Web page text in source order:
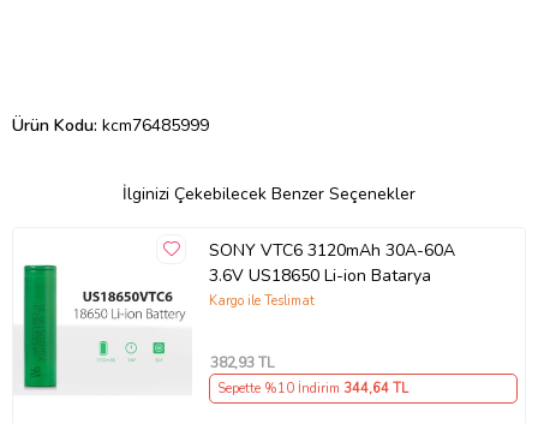
Ürün Kodu: kcm76485999
İlginizi Çekebilecek Benzer Seçenekler
SONY VTC6 3120mAh 30A-60A
3.6V US18650 Li-ion Batarya
Kargo ile Teslimat
382,93 TL
Sepette %10 İndirim 344,64 TL